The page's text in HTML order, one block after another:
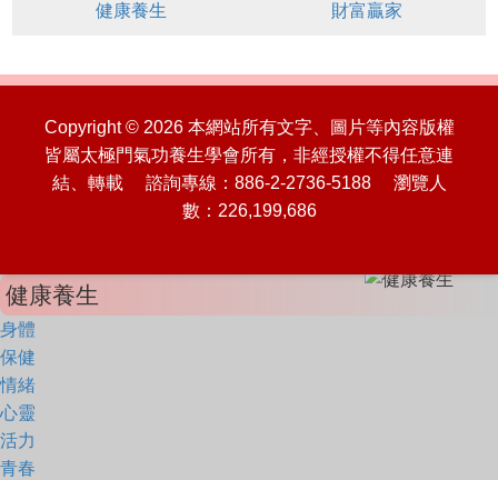
健康養生 財富贏家
Copyright © 2026 本網站所有文字、圖片等內容版權
皆屬太極門氣功養生學會所有，非經授權不得任意連
結、轉載 諮詢專線：886-2-2736-5188 瀏覽人
數：226,199,686
健康養生
身體
保健
情緒
心靈
活力
青春